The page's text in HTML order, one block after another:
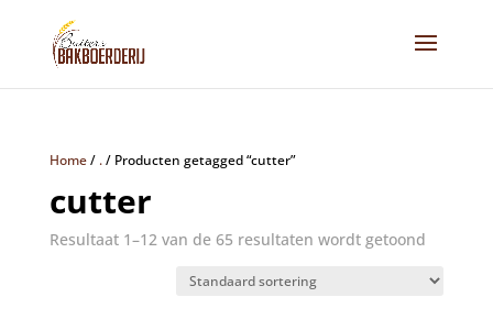
Home/ ./ Producten getagged “cutter”
cutter
Resultaat 1–12 van de 65 resultaten wordt getoond